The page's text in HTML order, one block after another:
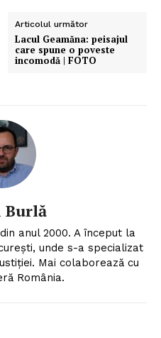
Articolul următor
Lacul Geamăna: peisajul
care spune o poveste
incomodă | FOTO
anul 2000. A început la
unde s-a specializat
Mai colaborează cu
România.